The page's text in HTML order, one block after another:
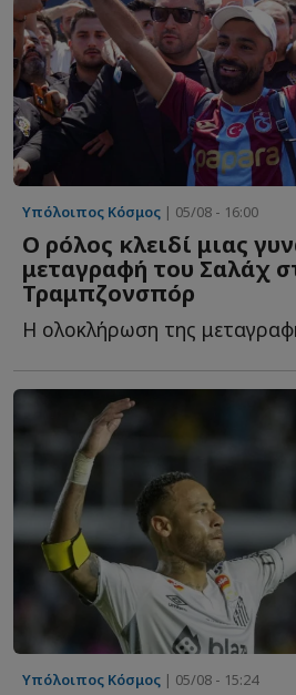
Υπόλοιπος Κόσμος | 05/08 - 16:00
Ο ρόλος κλειδί μιας
μεταγραφή του Σαλάχ
Τραμπζονσπόρ
Υπόλοιπος Κόσμος | 05/08 - 15:24